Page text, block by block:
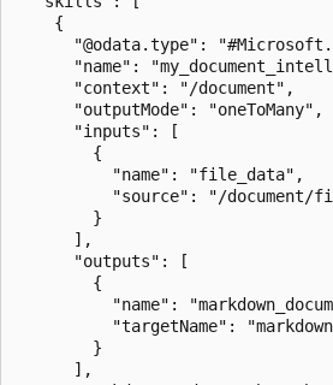
    {
"@odata.type":
"name":
      "context": "/document",
      "outputMode": "oneToMany",
      "inputs": [
        {
          "name": "file_data",
"source": "/document/
        }
      ],
      "outputs": [
        {
"name":
"targetName":
        }
      ],